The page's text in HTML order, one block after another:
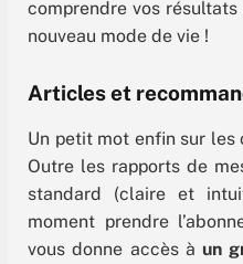
comprendre vos
nouveau mode de vie !
Articles et
Un petit mot enfin sur les
Outre les rapports de
standard (claire et
moment prendre
vous donne accès à un